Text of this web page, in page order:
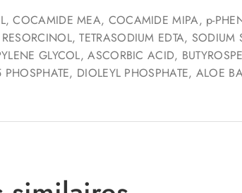
COCAMIDE MEA, COCAMIDE MIPA, p-
TETRASODIUM EDTA, SODIUM
GLYCOL, ASCORBIC ACID,
DIOLEYL PHOSPHATE, ALOE